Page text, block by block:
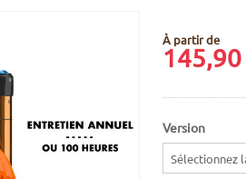
À partir de
145,90
Version
Sélectionnez